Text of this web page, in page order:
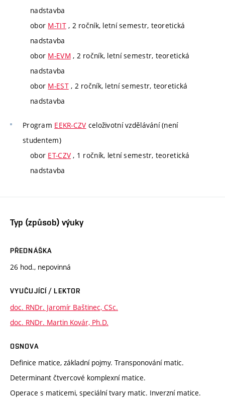
nadstavba
obor M-TIT, 2 ročník, letní semestr, teoretická
nadstavba
obor M-EVM , 2 ročník, letní semestr, teoretická
nadstavba
obor M-EST, 2 ročník, letní semestr, teoretická
nadstavba
Program EEKR-CZV celoživotní vzdělávání (není
studentem)
obor ET-CZV , 1 ročník, letní semestr, teoretická
nadstavba
Typ (způsob) výuky
PŘEDNÁŠKA
26 hod., nepovinná
VYUČUJÍCÍ / LEKTOR
doc. RNDr. Jaromír Baštinec, CSc.
doc. RNDr. Martin Kovár, Ph.D.
OSNOVA
Definice matice, základní pojmy. Transponování matic.
Determinant čtvercové komplexní matice.
Operace s maticemi, speciální tvary matic. Inverzní matice.